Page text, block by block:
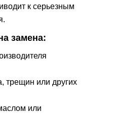
к серьезным
замена:
трещин или других
или